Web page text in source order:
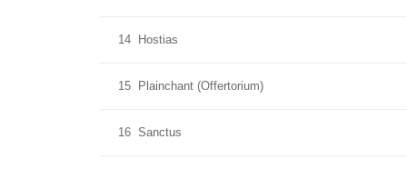
14 Hostias
15 Plainchant (Offertorium)
16 Sanctus